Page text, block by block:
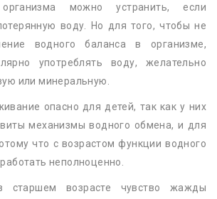
можно устранить, если
воду. Но для того, чтобы не
водного баланса в организме,
употреблять воду, желательно
или минеральную.
опасно для детей, так как у них
механизмы водного обмена, и для
что с возрастом функции водного
неполноценно.
старшем возрасте чувство жажды